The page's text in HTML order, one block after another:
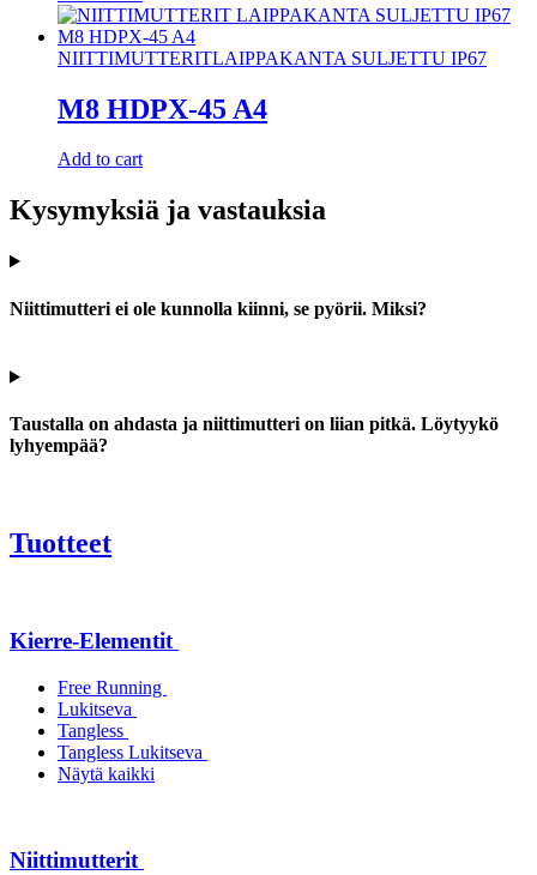
NIITTIMUTTERITLAIPPAKANTA SULJETTU IP67
M8 HDPX-45 A4
Add to cart
Kysymyksiä ja vastauksia
Niittimutteri ei ole kunnolla kiinni, se pyörii. Miksi?
Taustalla on ahdasta ja niittimutteri on liian pitkä. Löytyykö
lyhyempää?
Tuotteet
Kierre-Elementit
Free Running
Lukitseva
Tangless
Tangless Lukitseva
Näytä kaikki
Niittimutterit